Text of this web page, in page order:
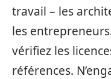
travail – les
les
vérifiez les
références.